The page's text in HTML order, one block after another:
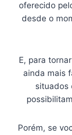
oferecido
desde o
E, para
ainda mais
situados
Porém, se